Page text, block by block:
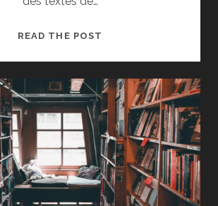
READ THE POST
TERMINER
UN
ROMAN
!
(SEMAINE
22/56)